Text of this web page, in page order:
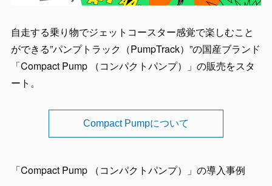
自走する乗り物でジェットコースター感覚で楽しむこと
ができる”パンプトラック（PumpTrack）”の国産ブランド
「Compact Pump （コンパクトパンプ）」の販売をスタ
ート。
Compact Pumpについて
「Compact Pump （コンパクトパンプ）」の導入事例